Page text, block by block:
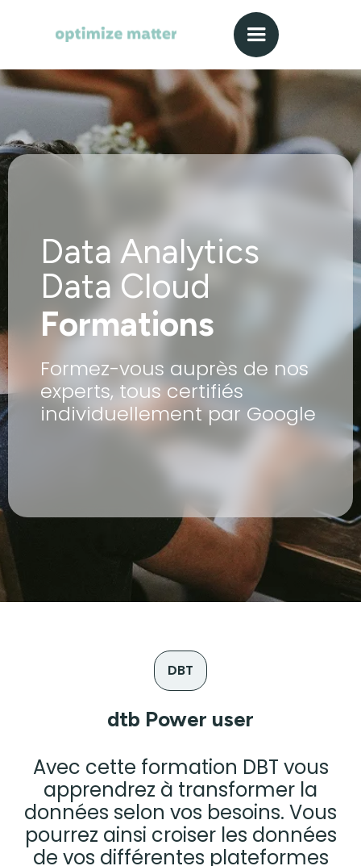
Data Analytics
Data Cloud
Formations
Formez-vous auprès de nos
experts, tous certifiés
individuellement par Google
DBT
dtb Power user
Avec cette formation DBT vous
apprendrez à transformer la
données selon vos besoins. Vous
pourrez ainsi croiser les données
de vos différentes plateformes